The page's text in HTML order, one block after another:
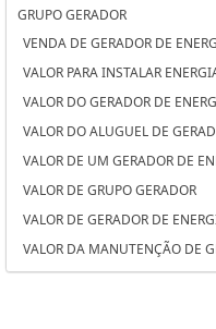
LOCAÇÃO DE GERADORES
LOCAÇÃO DE GERADORES
CAMPO
LOCAÇÃO DE GERADORES
LOCAÇÃO DE GERADORES
LOCAÇÃO DE GERADORES DE
LOCAÇÃO DE GERADORES DE
LOCAÇÃO DE GERADORES DE
LOCAÇÃO DE GERADORES DE
GRUPO GERADOR
VENDA DE GERADOR DE
VALOR PARA INSTALAR
VALOR DO GERADOR DE
VALOR DO ALUGUEL DE
VALOR DE UM GERADOR DE
VALOR DE GRUPO GERADOR
VALOR DE GERADOR DE
VALOR DA MANUTENÇÃO DE
VALOR ALUGUEL GERADOR